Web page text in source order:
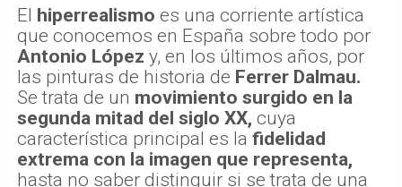
El hiperrealismo es una corriente artística
que conocemos en España sobre todo por
Antonio López y, en los últimos años, por
las pinturas de historia de Ferrer Dalmau.
Se trata de un movimiento surgido en la
segunda mitad del siglo XX, cuya
característica principal es la fidelidad
extrema con la imagen que representa,
hasta no saber distinguir si se trata de una